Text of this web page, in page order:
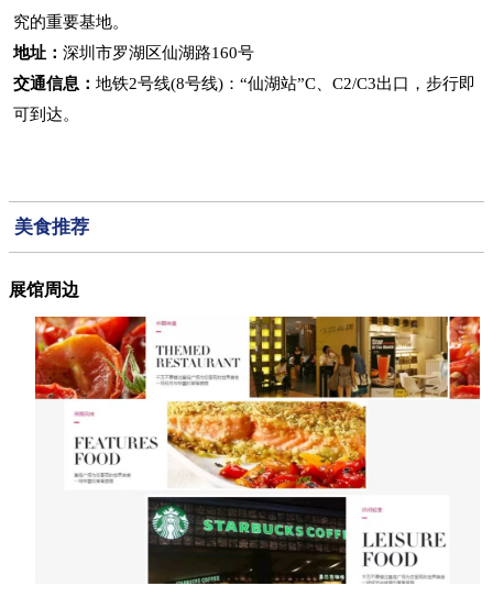
究的重要基地。
地址：深圳市罗湖区仙湖路160号
交通信息：地铁2号线(8号线)：“仙湖站”C、C2/C3出口，步行即
可到达。
美食推荐
展馆周边